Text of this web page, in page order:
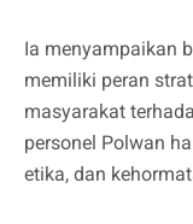
Ia menyampaikan
memiliki peran
masyarakat
personel Polwan
etika, dan